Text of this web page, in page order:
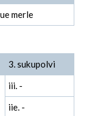
merle
3. sukupolvi
iii. -
iie. -